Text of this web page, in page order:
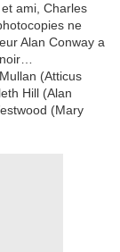
ami, Charles
ne
Alan Conway a
(Atticus
Hill (Alan
(Mary